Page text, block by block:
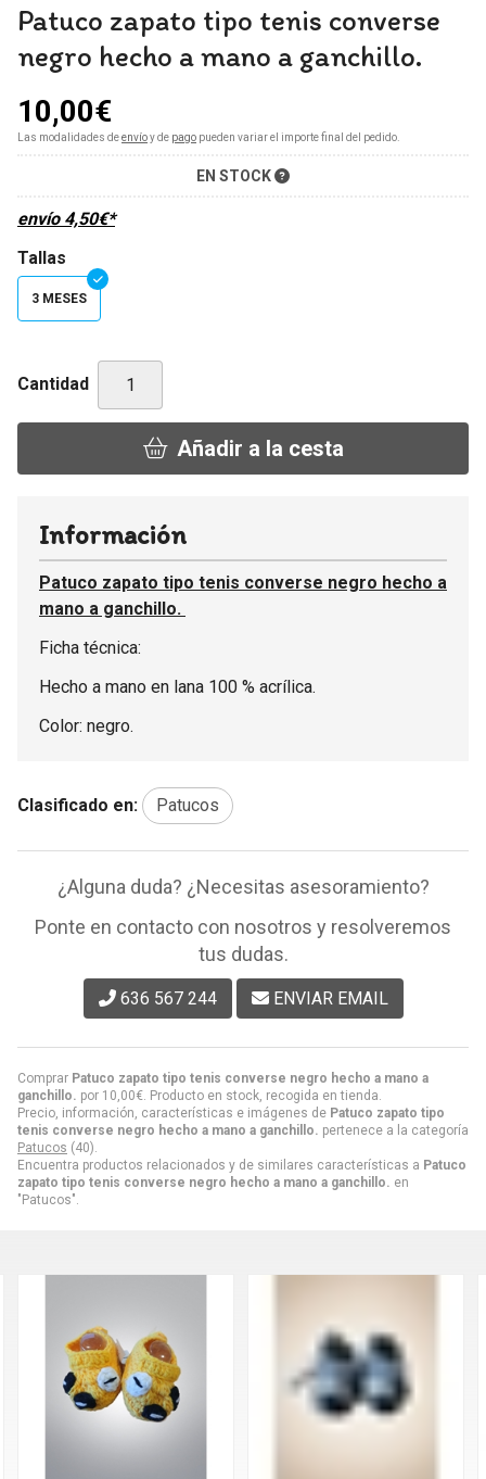
Patuco zapato tipo tenis converse
negro hecho a mano a ganchillo.
10,00€
Las modalidades deenvíoy de pago pueden variar el importe final del pedido.
EN STOCK
envío 4,50€*
Tallas
3 MESES
Cantidad
Añadir a la cesta
Comprar Patuco zapato tipo tenis converse negro hecho a mano a
ganchillo. por 10,00€ . Producto en stock, recogida en tienda.
Precio, información, características e imágenes de Patuco zapato tipo
tenis converse negro hecho a mano a ganchillo. pertenece a la categoría
Patucos (40).
Encuentra productos relacionados y de similares características a Patuco
zapato tipo tenis converse negro hecho a mano a ganchillo. en
"Patucos".
Información
Patuco zapato tipo tenis converse negro hecho a
mano a ganchillo.
Ficha técnica:
Hecho a mano en lana 100 % acrílica.
Color: negro.
Clasificado en: Patucos
¿Alguna duda? ¿Necesitas asesoramiento?
Ponte en contacto con nosotros y resolveremos
tus dudas.
636 567 244 ENVIAR EMAIL